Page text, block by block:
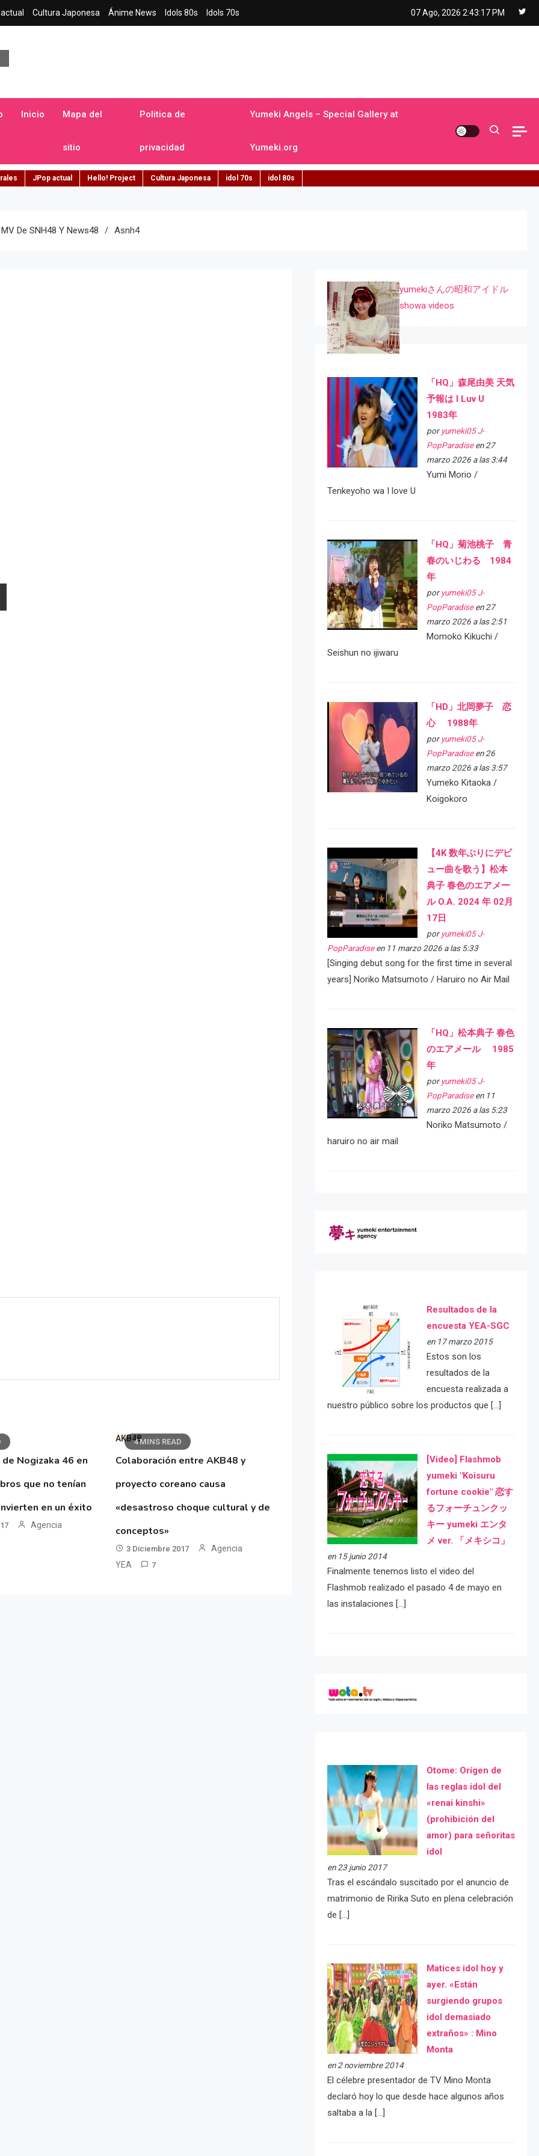
Cultura Japonesa Ánime News Idols 80s Idols 70s 07 Ago, 2026 2:43:18 PM
Inicio Mapa del
sitio
Politica de
privacidad
Yumeki Angels – Special Gallery at
Yumeki.org
JPop actual Hello! Project Cultura Japonesa idol 70s idol 80s
De SNH48 Y News48 Asnh4
Nogizaka 46 en
que no tenían
en un éxito
Agencia
4 MINS READ
AKB48
Colaboración entre AKB48 y
proyecto coreano causa
«desastroso choque cultural y de
conceptos»
3 Diciembre 2017
Agencia
YEA
7
yumekiさんの昭和アイドル
showa videos
「HQ」森尾由美 天気
予報は I Luv U
1983年
por yumeki05 J-
PopParadiseen 27
marzo 2026 a las 3:44
Yumi Morio /
Tenkeyoho wa I love U
「HQ」菊池桃子 青
春のいじわる 1984
年
por yumeki05 J-
PopParadiseen 27
marzo 2026 a las 2:51
Momoko Kikuchi /
Seishun no ijiwaru
「HD」北岡夢子 恋
心 1988年
por yumeki05 J-
PopParadiseen 26
marzo 2026 a las 3:57
Yumeko Kitaoka /
Koigokoro
【4K 数年ぶりにデビ
ュー曲を歌う】松本
典子 春色のエアメー
ル O.A. 2024 年 02月
17日
por yumeki05 J-
PopParadiseen 11 marzo 2026 a las 5:33
[Singing debut song for the first time in several
years] Noriko Matsumoto / Haruiro no Air Mail
「HQ」松本典子 春色
のエアメール 1985
年
por yumeki05 J-
PopParadiseen 11
marzo 2026 a las 5:23
Noriko Matsumoto /
haruiro no air mail
Resultados de la
encuesta YEA-SGC
en 17 marzo 2015
Estos son los
resultados de la
encuesta realizada a
nuestro público sobre los productos que […]
[Video] Flashmob
yumeki "Koisuru
fortune cookie" 恋す
るフォーチュンクッ
キー yumeki エンタ
メ ver. 「メキシコ」
en 15 junio 2014
Finalmente tenemos listo el video del
Flashmob realizado el pasado 4 de mayo en
las instalaciones […]
Otome: Orígen de
las reglas idol del
«renai kinshi»
(prohibición del
amor) para señoritas
idol
en 23 junio 2017
Tras el escándalo suscitado por el anuncio de
matrimonio de Ririka Suto en plena celebración
de […]
Matices idol hoy y
ayer. «Están
surgiendo grupos
idol demasiado
extraños» : Mino
Monta
en 2 noviembre 2014
El célebre presentador de TV Mino Monta
declaró hoy lo que desde hace algunos años
saltaba a la […]